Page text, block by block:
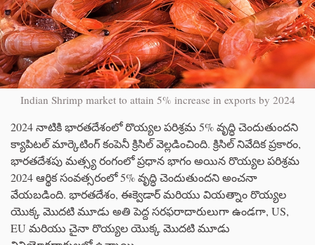
Indian Shrimp market to attain 5% increase in exports by 2024
2024 నాటికి భారతదేశంలో రొయ్యల పరిశ్రమ 5% వృద్ధి చెందుతుందని
క్యాపిటల్ మార్కెటింగ్ కంపెనీ క్రిసిల్ వెల్లడించింది. క్రిసిల్ నివేదిక ప్రకారం,
భారతదేశపు మత్స్య రంగంలో ప్రధాన భాగం అయిన రొయ్యల పరిశ్రమ
2024 ఆర్థిక సంవత్సరంలో 5% వృద్ధి చెందుతుందని అంచనా
వేయబడింది. భారతదేశం, ఈక్వెడార్ మరియు వియత్నాం రొయ్యల
యొక్క మొదటి మూడు అతి పెద్ద సరఫరాదారులుగా ఉండగా, US,
EU మరియు చైనా రొయ్యల యొక్క మొదటి మూడు